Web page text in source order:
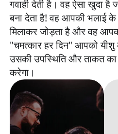
गवाही देती है। वह ऐसा खुदा है
बना देता है! वह आपकी भलाई के
मिलाकर जोड़ता है और वह
"चमत्कार हर दिन" आपको
उसकी उपस्थिति और ताकत
करेगा।